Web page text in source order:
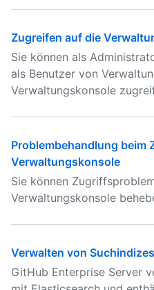
Zugreifen auf die
Sie können als
als Benutzer von
Verwaltungskonsole
Problembehandlung beim
Verwaltungskonsole
Sie können
Verwaltungskonsole
Verwalten von
GitHub Enterprise Server